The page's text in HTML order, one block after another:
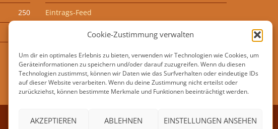
Cookie-Zustimmung verwalten
Um dir ein optimales Erlebnis zu bieten, verwenden wir Technologien wie Cookies, um
Geräteinformationen zu speichern und/oder darauf zuzugreifen. Wenn du diesen
Technologien zustimmst, können wir Daten wie das Surfverhalten oder eindeutige IDs
auf dieser Website verarbeiten. Wenn du deine Zustimmung nicht erteilst oder
zurückziehst, können bestimmte Merkmale und Funktionen beeinträchtigt werden.
AKZEPTIEREN ABLEHNEN EINSTELLUNGEN ANSEHEN
250 Eintrags-Feed
Kommentar-Feed
WordPress.org